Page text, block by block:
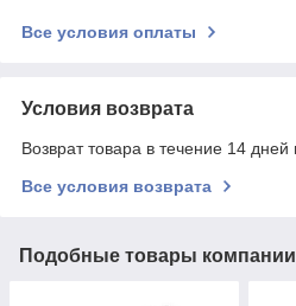
Все условия оплаты
Условия возврата
Возврат товара в течение 14 дней
Все условия возврата
Подобные товары компании